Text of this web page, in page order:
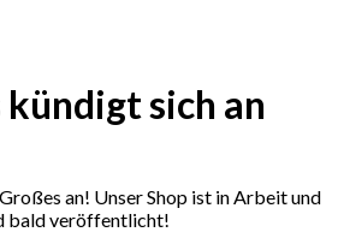
sich an
an! Unser Shop ist in Arbeit und
bald veröffentlicht!